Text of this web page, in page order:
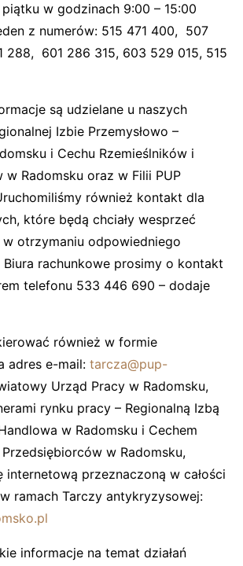
w godzinach 9:00 – 15:00
z numerów: 515 471 400, 507
288, 601 286 315, 603 529 015, 515
są udzielane u naszych
Izbie Przemysłowo –
i Cechu Rzemieślników i
w Radomsku oraz w Filii PUP
również kontakt dla
które będą chciały wesprzeć
otrzymaniu odpowiedniego
rachunkowe prosimy o kontakt
telefonu 533 446 690 – dodaje
również w formie
adres e-mail: tarcza@pup-
Urząd Pracy w Radomsku,
rynku pracy – Regionalną Izbą
w Radomsku i Cechem
w Radomsku,
internetową przeznaczoną w całości
ramach Tarczy antykryzysowej:
informacje na temat działań